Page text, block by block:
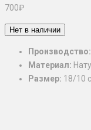
700₽
Нет в наличии
Производство:
Материал:
Размер: 18/10